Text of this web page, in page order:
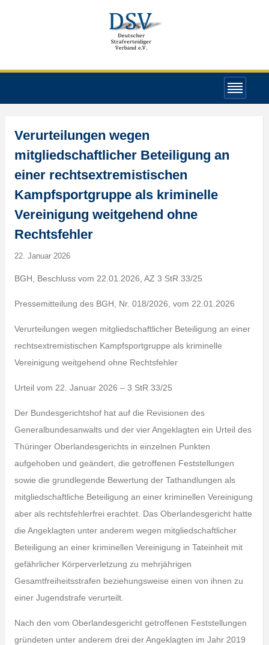
Verurteilungen wegen
mitgliedschaftlicher Beteiligung an
einer rechtsextremistischen
Kampfsportgruppe als kriminelle
Vereinigung weitgehend ohne
Rechtsfehler
22. Januar 2026
BGH, Beschluss vom 22.01.2026, AZ 3 StR 33/25
Pressemitteilung des BGH, Nr. 018/2026, vom 22.01.2026
Verurteilungen wegen mitgliedschaftlicher Beteiligung an einer
rechtsextremistischen Kampfsportgruppe als kriminelle
Vereinigung weitgehend ohne Rechtsfehler
Urteil vom 22. Januar 2026 – 3 StR 33/25
Der Bundesgerichtshof hat auf die Revisionen des
Generalbundesanwalts und der vier Angeklagten ein Urteil des
Thüringer Oberlandesgerichts in einzelnen Punkten
aufgehoben und geändert, die getroffenen Feststellungen
sowie die grundlegende Bewertung der Tathandlungen als
mitgliedschaftliche Beteiligung an einer kriminellen Vereinigung
aber als rechtsfehlerfrei erachtet. Das Oberlandesgericht hatte
die Angeklagten unter anderem wegen mitgliedschaftlicher
Beteiligung an einer kriminellen Vereinigung in Tateinheit mit
gefährlicher Körperverletzung zu mehrjährigen
Gesamtfreiheitsstrafen beziehungsweise einen von ihnen zu
einer Jugendstrafe verurteilt.
Nach den vom Oberlandesgericht getroffenen Feststellungen
gründeten unter anderem drei der Angeklagten im Jahr 2019